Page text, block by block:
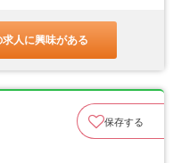
求人に興味がある
保存する